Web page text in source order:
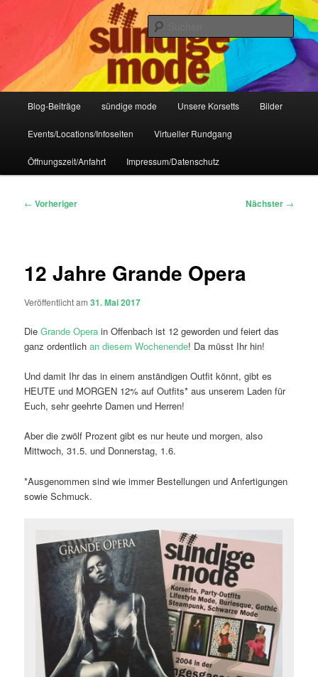
Sündige Mode Frankfurt
IHR Laden für Korsetts, Lifestyle-Mode, Club- und Dark-Wear seit 2004
Blog-Beiträge sündige mode Unsere Korsetts Bilder
Events/Locations/Infoseiten Virtueller Rundgang
Öffnungszeit/Anfahrt Impressum/Datenschutz
Beitragsnavigation
← Vorheriger Nächster →
12 Jahre Grande Opera
Veröffentlicht am31. Mai 2017
Die Grande Opera in Offenbach ist 12 geworden und feiert das
ganz ordentlichan diesem Wochenende! Da müsst Ihr hin!
Und damit Ihr das in einem anständigen Outfit könnt, gibt es
HEUTE und MORGEN 12% auf Outfits* aus unserem Laden für
Euch, sehr geehrte Damen und Herren!
Aber die zwölf Prozent gibt es nur heute und morgen, also
Mittwoch, 31.5. und Donnerstag, 1.6.
*Ausgenommen sind wie immer Bestellungen und Anfertigungen
sowie Schmuck.